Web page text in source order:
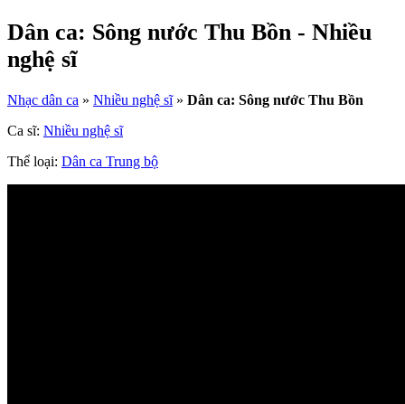
Dân ca: Sông nước Thu Bồn - Nhiều
nghệ sĩ
Nhạc dân ca » Nhiều nghệ sĩ» Dân ca: Sông nước Thu Bồn
Ca sĩ: Nhiều nghệ sĩ
Thể loại: Dân ca Trung bộ